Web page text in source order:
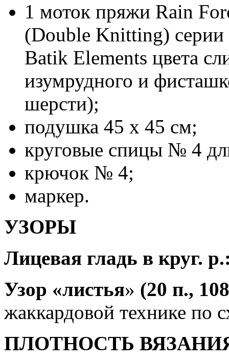
1 моток пряжи Rain
(Double Knitting)
Batik Elements цвета
изумрудного и
шерсти);
подушка 45 х 45 см;
круговые спицы № 4
крючок № 4;
маркер.
УЗОРЫ
Лицевая гладь в круг.
Узор «листья» (20 п.,
жаккардовой технике по
ПЛОТНОСТЬ